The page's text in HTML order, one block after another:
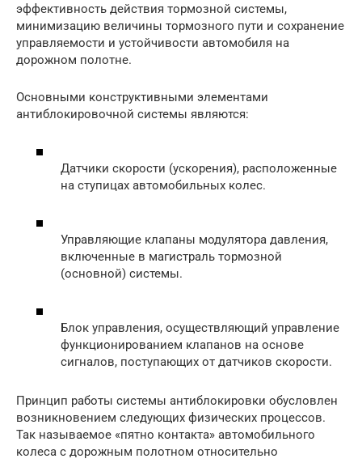
эффективность действия тормозной системы,
минимизацию величины тормозного пути и сохранение
управляемости и устойчивости автомобиля на
дорожном полотне.
Основными конструктивными элементами
антиблокировочной системы являются:
Датчики скорости (ускорения), расположенные
на ступицах автомобильных колес.
Управляющие клапаны модулятора давления,
включенные в магистраль тормозной
(основной) системы.
Блок управления, осуществляющий управление
функционированием клапанов на основе
сигналов, поступающих от датчиков скорости.
Принцип работы системы антиблокировки обусловлен
возникновением следующих физических процессов.
Так называемое «пятно контакта» автомобильного
колеса с дорожным полотном относительно